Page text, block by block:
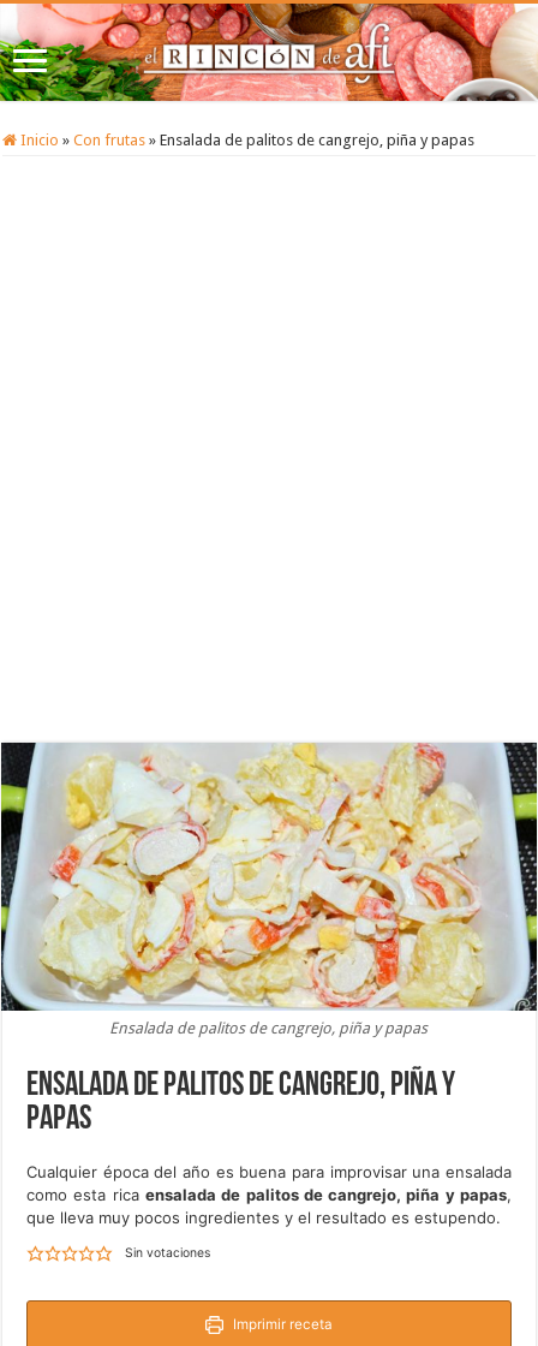
Inicio » Con frutas » Ensalada de palitos de cangrejo, piña y papas
Ensalada de palitos de cangrejo, piña y papas
Ensalada de palitos de cangrejo, piña y
papas
Cualquier época del año es buena para improvisar una ensalada
como esta rica ensalada de palitos de cangrejo, piña y papas,
que lleva muy pocos ingredientes y el resultado es estupendo.
Sin votaciones
Imprimir receta